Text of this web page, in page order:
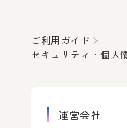
運営会社
ご利用ガイド
セキュリティ・個人